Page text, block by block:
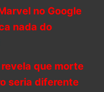
no Google
nada do
que morte
seria diferente